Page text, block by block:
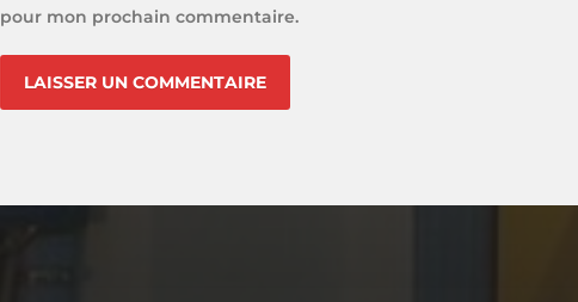
pour mon prochain commentaire.